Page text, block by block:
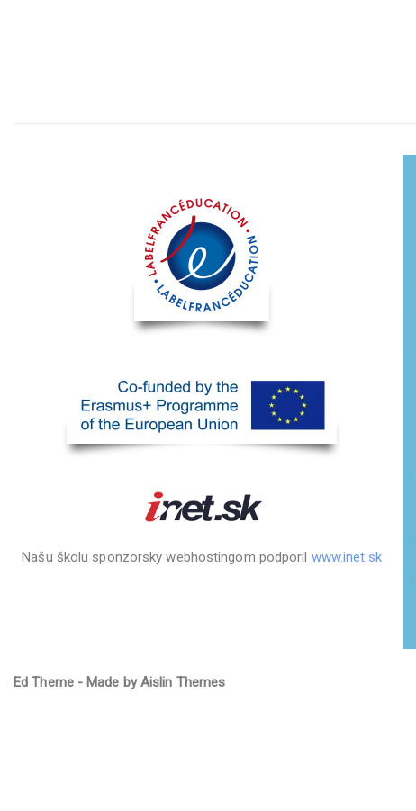
Našu školu sponzorsky webhostingom podporil www.inet.sk
Ed Theme - Made by Aislin Themes